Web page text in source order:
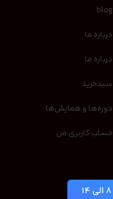
blog
درباره ما
درباره ما
سبدخرید
دوره‌ها و همایش‌ها
حساب کاربری من